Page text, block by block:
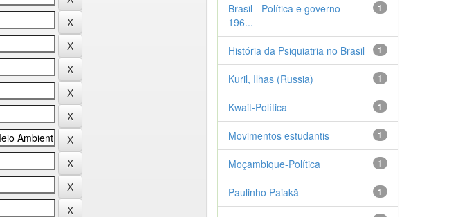
1
Brasil - Política e governo -
196...
1
História da Psiquiatria no Brasil
1
Kuril, Ilhas (Russia)
1
Kwait-Política
1
Movimentos estudantis
1
Moçambique-Política
1
Paulinho Paiakã